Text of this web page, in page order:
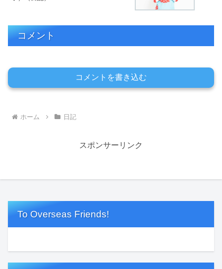
コメント
コメントを書き込む
ホーム 日記
スポンサーリンク
To Overseas Friends!